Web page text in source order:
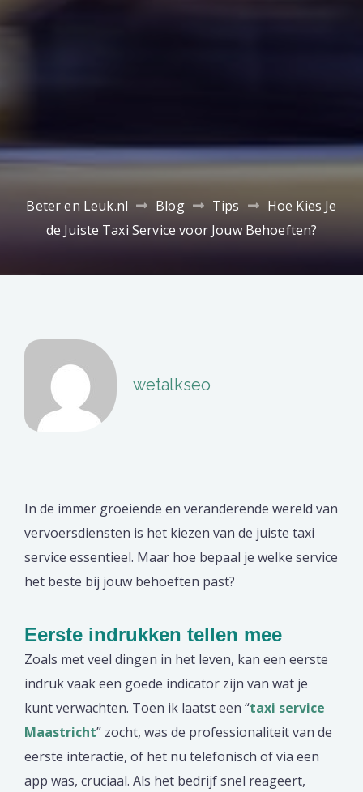
Beter en Leuk.nl Blog Tips
Hoe Kies Je
de Juiste Taxi Service voor Jouw Behoeften?
wetalkseo
In de immer groeiende en veranderende wereld van
vervoersdiensten is het kiezen van de juiste taxi
service essentieel. Maar hoe bepaal je welke service
het beste bij jouw behoeften past?
Eerste indrukken tellen mee
Zoals met veel dingen in het leven, kan een eerste
indruk vaak een goede indicator zijn van wat je
kunt verwachten. Toen ik laatst een “taxi service
Maastricht” zocht, was de professionaliteit van de
eerste interactie, of het nu telefonisch of via een
app was, cruciaal. Als het bedrijf snel reageert,